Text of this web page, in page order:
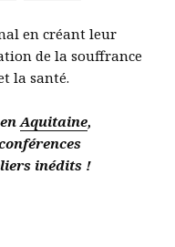
en créant leur
de la souffrance
la santé.
Aquitaine,
inédits !